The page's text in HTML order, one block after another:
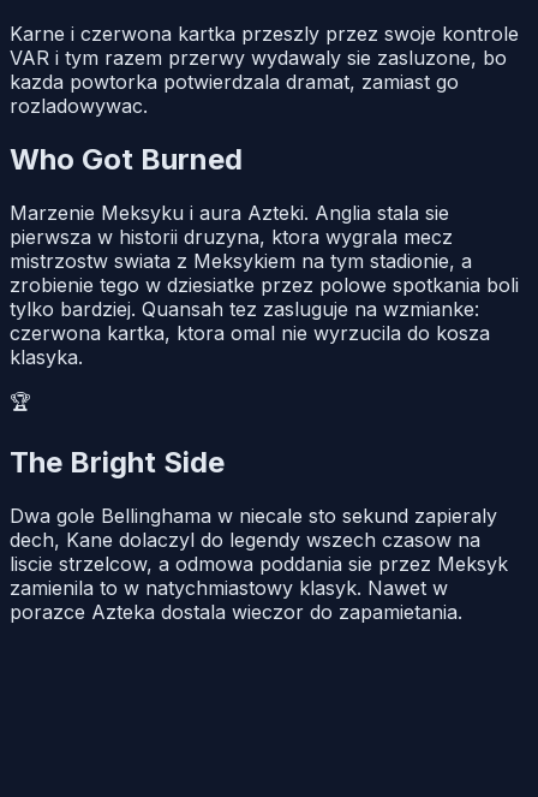
Karne i czerwona kartka przeszly przez swoje kontrole
VAR i tym razem przerwy wydawaly sie zasluzone, bo
kazda powtorka potwierdzala dramat, zamiast go
rozladowywac.
Who Got Burned
Marzenie Meksyku i aura Azteki. Anglia stala sie
pierwsza w historii druzyna, ktora wygrala mecz
mistrzostw swiata z Meksykiem na tym stadionie, a
zrobienie tego w dziesiatke przez polowe spotkania boli
tylko bardziej. Quansah tez zasluguje na wzmianke:
czerwona kartka, ktora omal nie wyrzucila do kosza
klasyka.
🏆
The Bright Side
Dwa gole Bellinghama w niecale sto sekund zapieraly
dech, Kane dolaczyl do legendy wszech czasow na
liscie strzelcow, a odmowa poddania sie przez Meksyk
zamienila to w natychmiastowy klasyk. Nawet w
porazce Azteka dostala wieczor do zapamietania.